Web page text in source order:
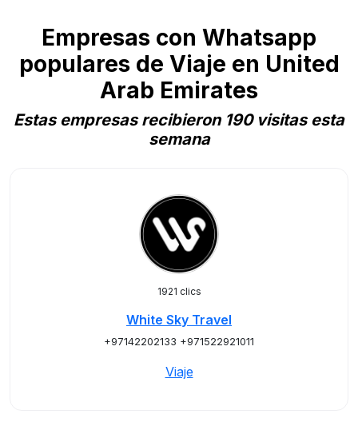
Empresas con Whatsapp
populares de Viaje en United
Arab Emirates
Estas empresas recibieron 190 visitas esta
semana
1921 clics
White Sky Travel
+97142202133 +971522921011
Viaje